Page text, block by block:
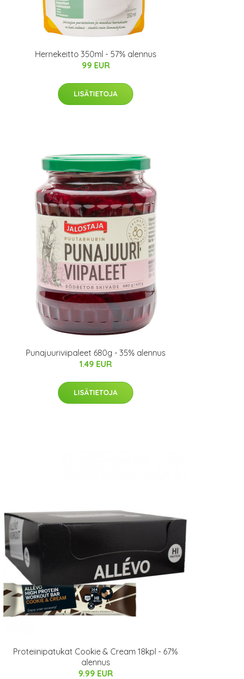
Hernekeitto 350ml - 57% alennus
99 EUR
LISÄTIETOJA
Punajuuriviipaleet 680g - 35% alennus
1.49 EUR
LISÄTIETOJA
Proteiinipatukat Cookie & Cream 18kpl - 67%
alennus
9.99 EUR